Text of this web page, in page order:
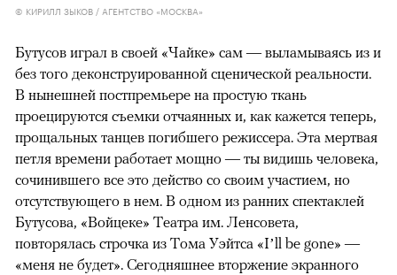
© КИРИЛЛ ЗЫКОВ / АГЕНТСТВО «МОСКВА»
Бутусов играл в своей «Чайке» сам — выламываясь из и
без того деконструированной сценической реальности.
В нынешней постпремьере на простую ткань
проецируются съемки отчаянных и, как кажется теперь,
прощальных танцев погибшего режиссера. Эта мертвая
петля времени работает мощно — ты видишь человека,
сочинившего все это действо со своим участием, но
отсутствующего в нем. В одном из ранних спектаклей
Бутусова, «Войцеке» Театра им. Ленсовета,
повторялась строчка из Тома Уэйтса «I’ll be gone» —
«меня не будет». Сегодняшнее вторжение экранного